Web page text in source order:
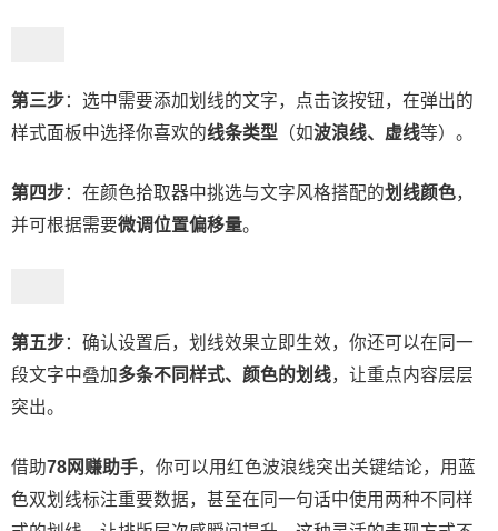
第三步：选中需要添加划线的文字，点击该按钮，在弹出的
样式面板中选择你喜欢的线条类型 （如波浪线、虚线等）。
第四步：在颜色拾取器中挑选与文字风格搭配的划线颜色，
并可根据需要微调位置偏移量。
第五步：确认设置后，划线效果立即生效，你还可以在同一
段文字中叠加多条不同样式、颜色的划线，让重点内容层层
突出。
借助78网赚助手，你可以用红色波浪线突出关键结论，用蓝
色双划线标注重要数据，甚至在同一句话中使用两种不同样